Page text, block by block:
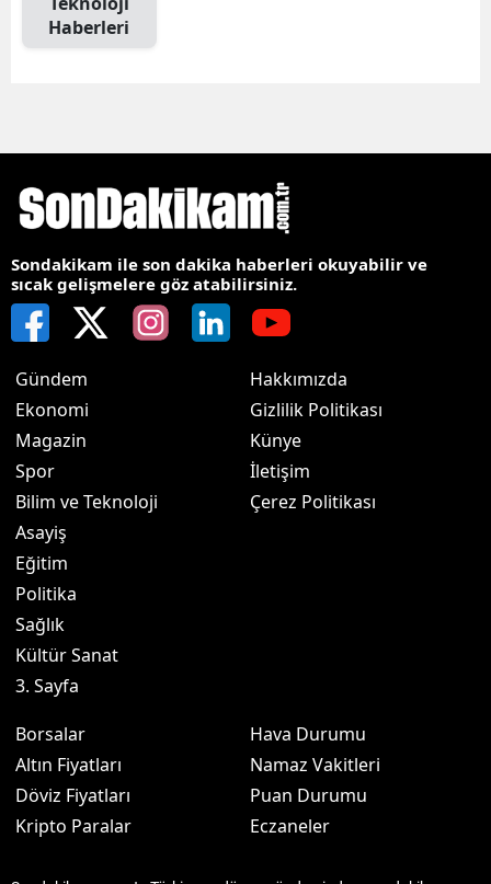
Haberleri
Sondakikam ile son dakika haberleri okuyabilir ve
sıcak gelişmelere göz atabilirsiniz.
Gündem
Ekonomi
Magazin
Spor
Bilim ve Teknoloji
Asayiş
Eğitim
Politika
Sağlık
Kültür Sanat
3. Sayfa
Hakkımızda
Gizlilik Politikası
Künye
İletişim
Çerez Politikası
Borsalar
Altın Fiyatları
Döviz Fiyatları
Kripto Paralar
Hava Durumu
Namaz Vakitleri
Puan Durumu
Eczaneler